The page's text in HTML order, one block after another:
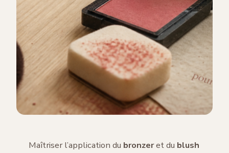
Maîtriser l’application du bronzeret du blush